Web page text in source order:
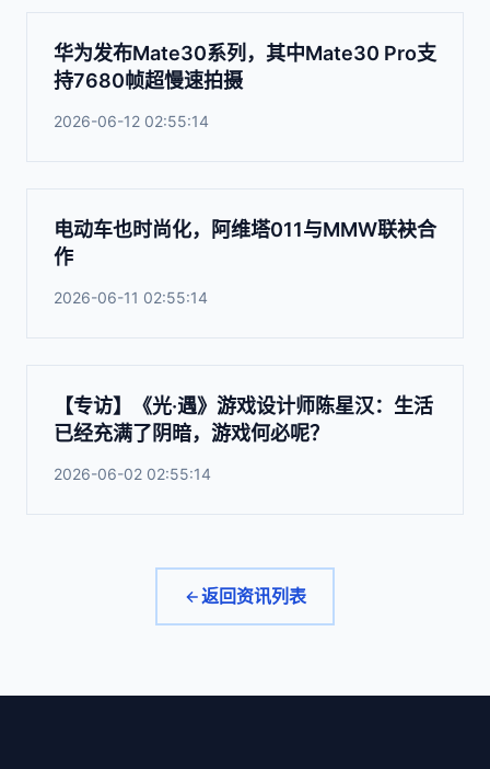
华为发布Mate30系列，其中Mate30 Pro支
持7680帧超慢速拍摄
2026-06-12 02:55:14
电动车也时尚化，阿维塔011与MMW联袂合
作
2026-06-11 02:55:14
【专访】《光·遇》游戏设计师陈星汉：生活
已经充满了阴暗，游戏何必呢？
2026-06-02 02:55:14
返回资讯列表